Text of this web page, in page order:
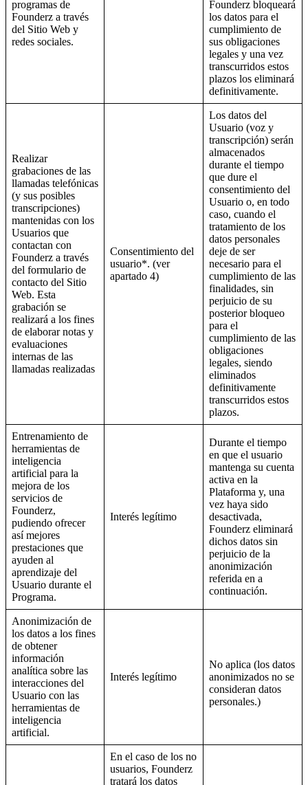
programas de
Founderz a través
del Sitio Web y
redes sociales.
Founderz bloqueará
los datos para el
cumplimiento de
sus obligaciones
legales y una vez
transcurridos estos
plazos los eliminará
definitivamente.
Realizar
grabaciones de las
llamadas telefónicas
(y sus posibles
transcripciones)
mantenidas con los
Usuarios que
contactan con
Founderz a través
del formulario de
contacto del Sitio
Web. Esta
grabación se
realizará a los fines
de elaborar notas y
evaluaciones
internas de las
llamadas realizadas
Consentimiento del
usuario*. (ver
apartado 4)
Los datos del
Usuario (voz y
transcripción) serán
almacenados
durante el tiempo
que dure el
consentimiento del
Usuario o, en todo
caso, cuando el
tratamiento de los
datos personales
deje de ser
necesario para el
cumplimiento de las
finalidades, sin
perjuicio de su
posterior bloqueo
para el
cumplimiento de las
obligaciones
legales, siendo
eliminados
definitivamente
transcurridos estos
plazos.
Entrenamiento de
herramientas de
inteligencia
artificial para la
mejora de los
servicios de
Founderz,
pudiendo ofrecer
así mejores
prestaciones que
ayuden al
aprendizaje del
Usuario durante el
Programa.
Interés legítimo
Durante el tiempo
en que el usuario
mantenga su cuenta
activa en la
Plataforma y, una
vez haya sido
desactivada,
Founderz eliminará
dichos datos sin
perjuicio de la
anonimización
referida en a
continuación.
Anonimización de
los datos a los fines
de obtener
información
analítica sobre las
interacciones del
Usuario con las
herramientas de
inteligencia
artificial.
Interés legítimo
No aplica (los datos
anonimizados no se
consideran datos
personales.)
En el caso de los no
usuarios, Founderz
tratará los datos